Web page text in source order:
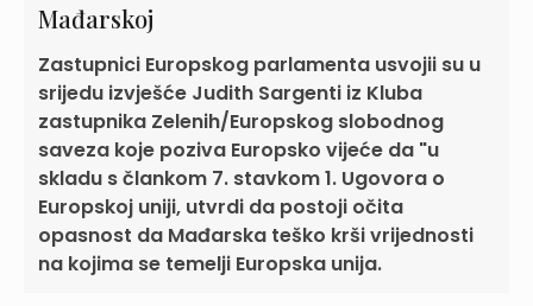
Mađarskoj
Zastupnici Europskog parlamenta usvojii su u
srijedu izvješće Judith Sargenti iz Kluba
zastupnika Zelenih/Europskog slobodnog
saveza koje poziva Europsko vijeće da "u
skladu s člankom 7. stavkom 1. Ugovora o
Europskoj uniji, utvrdi da postoji očita
opasnost da Mađarska teško krši vrijednosti
na kojima se temelji Europska unija.